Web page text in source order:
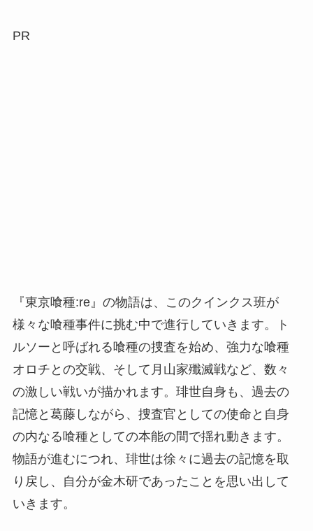
PR
『東京喰種:re』の物語は、このクインクス班が
様々な喰種事件に挑む中で進行していきます。ト
ルソーと呼ばれる喰種の捜査を始め、強力な喰種
オロチとの交戦、そして月山家殲滅戦など、数々
の激しい戦いが描かれます。琲世自身も、過去の
記憶と葛藤しながら、捜査官としての使命と自身
の内なる喰種としての本能の間で揺れ動きます。
物語が進むにつれ、琲世は徐々に過去の記憶を取
り戻し、自分が金木研であったことを思い出して
いきます。